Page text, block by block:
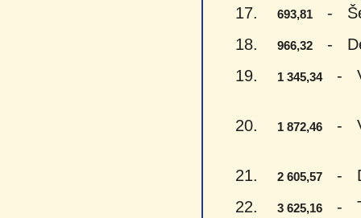
17.
693,81
-
18.
966,32
-
19.
1 345,34-
20. 1 872,46 -
21. 2 605,57
-
22.
3 625,16
-